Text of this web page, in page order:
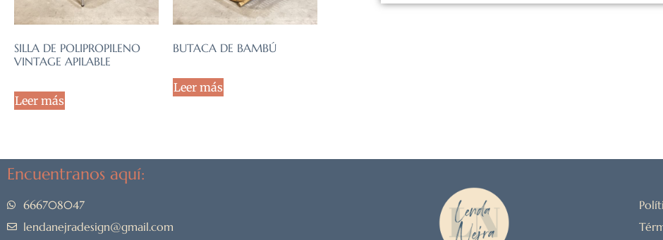
SILLA DE POLIPROPILENO
VINTAGE APILABLE
Leer más
BUTACA DE BAMBÚ
Leer más
Encuentranos aquí:
666708047
lendanejradesign@gmail.com